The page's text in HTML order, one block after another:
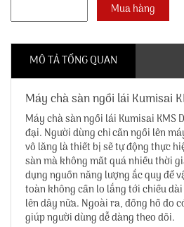
MÔ TẢ TỔNG QUAN
Máy chà sàn ngồi lái Kumisai
Máy chà sàn ngồi lái Kumisai KMS
đại. Người dùng chỉ cần ngồi lên
vô lăng là thiết bị sẽ tự động thực
sàn mà không mất quá nhiều thời
dụng nguồn năng lượng ắc quy để
toàn không cần lo lắng tới chiều
lên dây nữa. Ngoài ra, đồng hồ đo
giúp người dùng dễ dàng theo dõi.